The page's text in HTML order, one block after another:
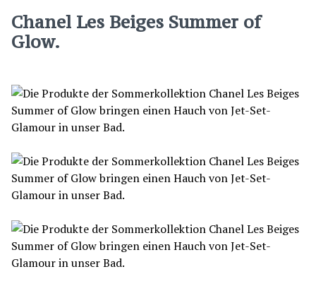
Chanel Les Beiges Summer of
Glow.